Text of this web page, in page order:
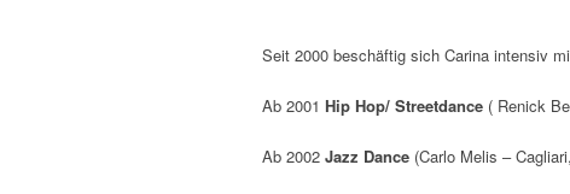
Seit 2000 beschäftig sich Carina intensiv
Ab 2001 Hip Hop/ Streetdance ( Renick
Ab 2002 Jazz Dance (Carlo Melis –